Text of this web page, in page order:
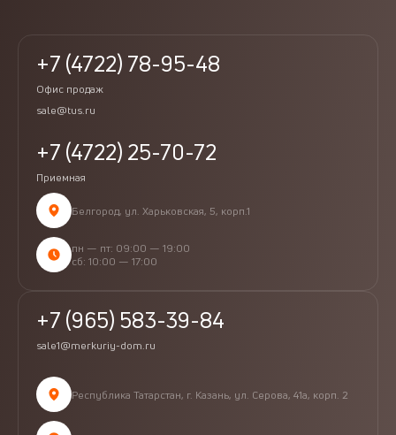
+7 (4722) 78-95-48
Офис продаж
+7 (4722) 25-70-72
Приемная
sale@tus.ru
Белгород, ул. Харьковская, 5, корп.1
пн — пт: 09:00 — 19:00
сб: 10:00 — 17:00
+7 (965) 583-39-84
sale1@merkuriy-dom.ru
Республика Татарстан, г. Казань, ул. Серова, 41а, корп. 2